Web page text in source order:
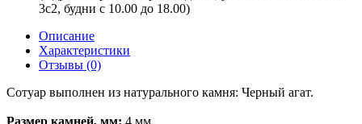
3с2, будни с 10.00 до 18.00)
Описание
Характеристики
Отзывы (0)
Сотуар выполнен из натурального камня: Черный агат.
Размер камней, мм: 4 мм.